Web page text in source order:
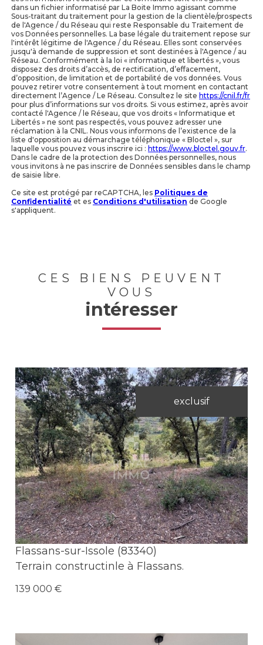
dans un fichier informatisé par La Boite Immo agissant comme
Sous-traitant du traitement pour la gestion de la clientèle/prospects
de l'Agence / du Réseau qui reste Responsable du Traitement de
vos Données personnelles. La base légale du traitement repose sur
l'intérêt légitime de l'Agence / du Réseau. Elles sont conservées
jusqu'à demande de suppression et sont destinées à l'Agence / au
Réseau. Conformément à la loi « informatique et libertés », vous
disposez des droits d’accès, de rectification, d’effacement,
d’opposition, de limitation et de portabilité de vos données. Vous
pouvez retirer votre consentement à tout moment en contactant
directement l’Agence / Le Réseau. Consultez le site https://cnil.fr/fr
pour plus d’informations sur vos droits. Si vous estimez, après avoir
contacté l'Agence / le Réseau, que vos droits « Informatique et
Libertés » ne sont pas respectés, vous pouvez adresser une
réclamation à la CNIL. Nous vous informons de l’existence de la
liste d'opposition au démarchage téléphonique « Bloctel », sur
laquelle vous pouvez vous inscrire ici : https://www.bloctel.gouv.fr.
Dans le cadre de la protection des Données personnelles, nous
vous invitons à ne pas inscrire de Données sensibles dans le champ
de saisie libre.
Ce site est protégé par reCAPTCHA, les Politiques de
Confidentialité et es Conditions d'utilisation de Google
s'appliquent.
CES BIENS PEUVENT
VOUS
intéresser
exclusif
Voir le bien
Flassans-sur-Issole (83340)
Terrain constructinle à Flassans.
139 000 €